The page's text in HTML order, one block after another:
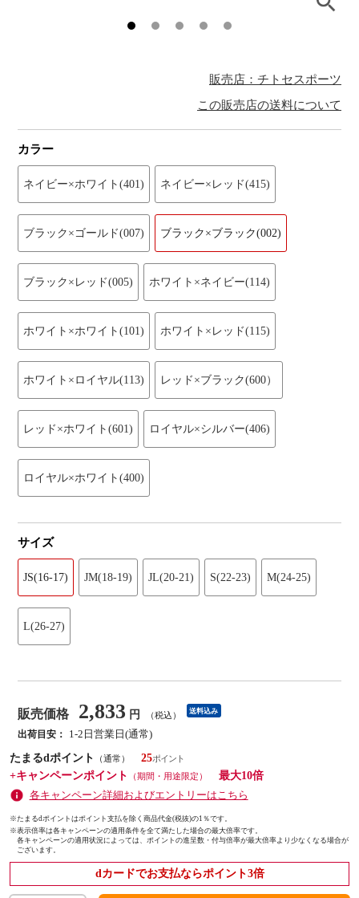
販売店：チトセスポーツ
この販売店の送料について
カラー
ネイビー×ホワイト(401) ネイビー×レッド(415)
ブラック×ゴールド(007) ブラック×ブラック(002)
ブラック×レッド(005) ホワイト×ネイビー(114)
ホワイト×ホワイト(101) ホワイト×レッド(115)
ホワイト×ロイヤル(113) レッド×ブラック(600）
レッド×ホワイト(601) ロイヤル×シルバー(406)
ロイヤル×ホワイト(400)
サイズ
JS(16-17) JM(18-19) JL(20-21) S(22-23) M(24-25)
L(26-27)
販売価格 2,833 円 （税込） 送料込み
出荷目安：
1-2日営業日(通常)
たまるdポイント
（通常）
25
+キャンペーンポイント
（期間・用途限定）
最大10倍
各キャンペーン詳細およびエントリーはこちら
※たまるdポイントはポイント支払を除く商品代金(税抜)の1％です。
※表示倍率は各キャンペーンの適用条件を全て満たした場合の最大倍率です。
各キャンペーンの適用状況によっては、ポイントの進呈数・付与倍率が最大倍率より少なくなる場合が
ございます。
dカードでお支払ならポイント3倍